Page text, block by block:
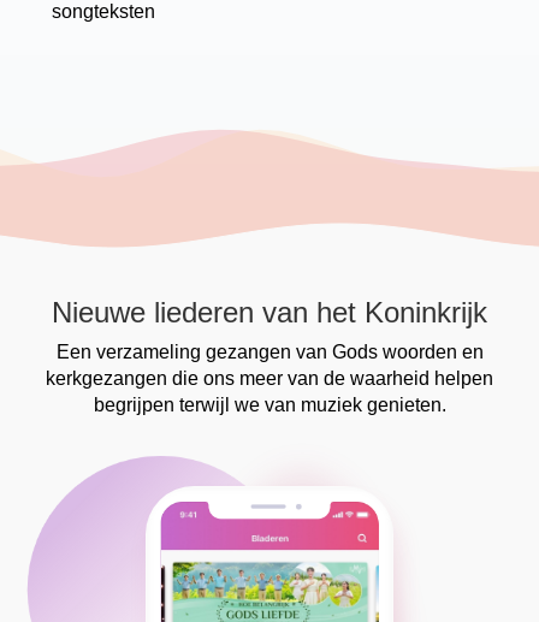
songteksten
Nieuwe liederen van het Koninkrijk
Een verzameling gezangen van Gods woorden en
kerkgezangen die ons meer van de waarheid helpen
begrijpen terwijl we van muziek genieten.